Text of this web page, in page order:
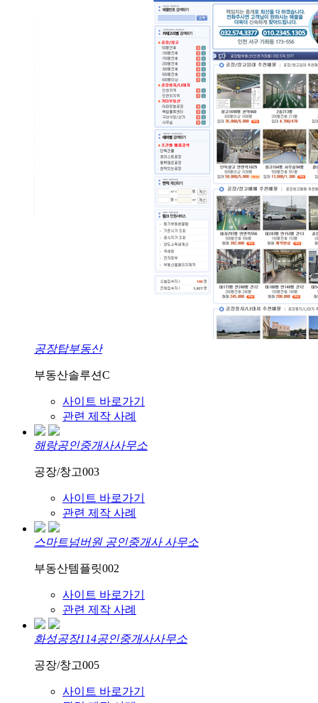
공장탑부동산
부동산솔루션C
사이트 바로가기
관련 제작 사례
해랑공인중개사사무소
공장/창고003
사이트 바로가기
관련 제작 사례
스마트넘버원 공인중개사 사무소
부동산템플릿002
사이트 바로가기
관련 제작 사례
화성공장114공인중개사사무소
공장/창고005
사이트 바로가기